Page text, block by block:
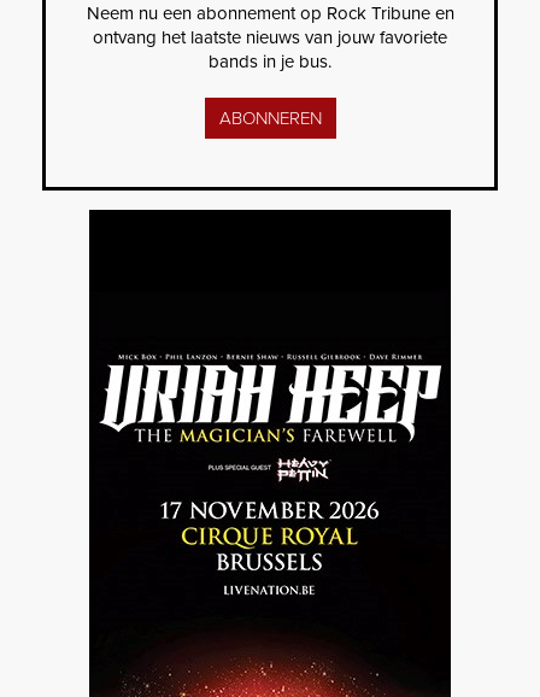
Neem nu een abonnement op Rock Tribune en
ontvang het laatste nieuws van jouw favoriete
bands in je bus.
ABONNEREN